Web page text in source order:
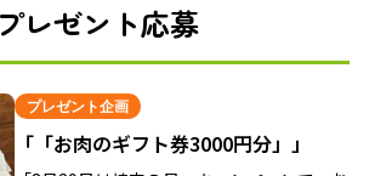
プレゼント応募
プレゼント企画
「「お肉のギフト券3000円分」」